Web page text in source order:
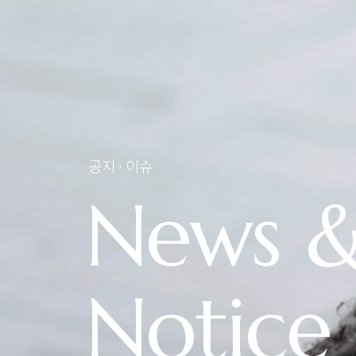
공지 · 이슈
News
Notice